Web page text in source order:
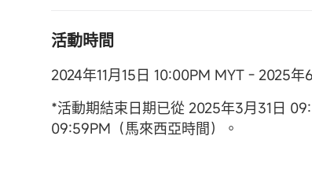
活動時間
2024年11月15日 10:00PM MYT - 2025
*活動期結束日期已從 2025年3月31日
09:59PM（馬來西亞時間）。